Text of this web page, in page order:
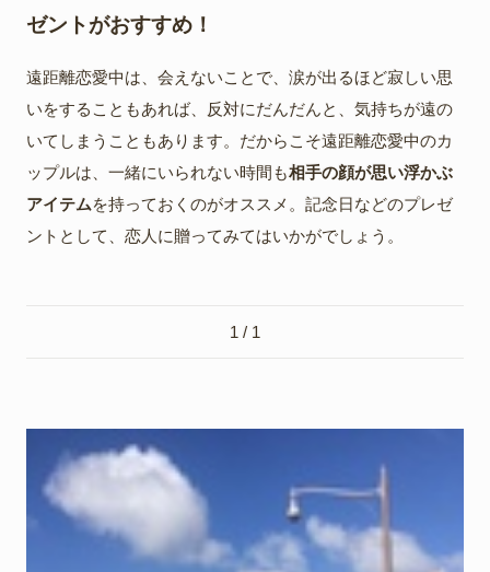
ゼントがおすすめ！
遠距離恋愛中は、会えないことで、涙が出るほど寂しい思
いをすることもあれば、反対にだんだんと、気持ちが遠の
いてしまうこともあります。だからこそ遠距離恋愛中のカ
ップルは、一緒にいられない時間も相手の顔が思い浮かぶ
アイテムを持っておくのがオススメ。記念日などのプレゼ
ントとして、恋人に贈ってみてはいかがでしょう。
1 / 1